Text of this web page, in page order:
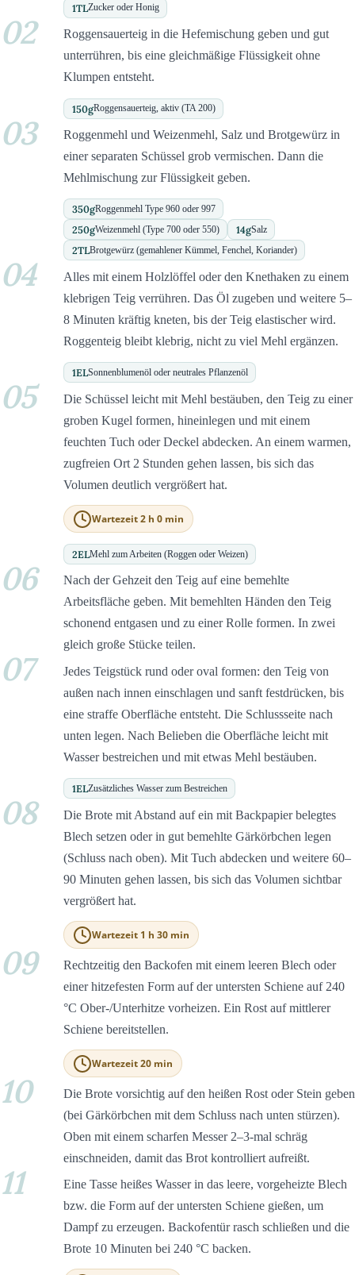
1TLZucker oder Honig
02
Roggensauerteig in die Hefemischung geben und gut
unterrühren, bis eine gleichmäßige Flüssigkeit ohne
Klumpen entsteht.
150gRoggensauerteig, aktiv (TA 200)
03
Roggenmehl und Weizenmehl, Salz und Brotgewürz in
einer separaten Schüssel grob vermischen. Dann die
Mehlmischung zur Flüssigkeit geben.
350gRoggenmehl Type 960 oder 997
250gWeizenmehl (Type 700 oder 550) 14gSalz
2TLBrotgewürz (gemahlener Kümmel, Fenchel, Koriander)
04
Alles mit einem Holzlöffel oder den Knethaken zu einem
klebrigen Teig verrühren. Das Öl zugeben und weitere 5–
8 Minuten kräftig kneten, bis der Teig elastischer wird.
Roggenteig bleibt klebrig, nicht zu viel Mehl ergänzen.
1ELSonnenblumenöl oder neutrales Pflanzenöl
05
Die Schüssel leicht mit Mehl bestäuben, den Teig zu einer
groben Kugel formen, hineinlegen und mit einem
feuchten Tuch oder Deckel abdecken. An einem warmen,
zugfreien Ort 2 Stunden gehen lassen, bis sich das
Volumen deutlich vergrößert hat.
Wartezeit 2 h 0 min
2ELMehl zum Arbeiten (Roggen oder Weizen)
06
Nach der Gehzeit den Teig auf eine bemehlte
Arbeitsfläche geben. Mit bemehlten Händen den Teig
schonend entgasen und zu einer Rolle formen. In zwei
gleich große Stücke teilen.
07
Jedes Teigstück rund oder oval formen: den Teig von
außen nach innen einschlagen und sanft festdrücken, bis
eine straffe Oberfläche entsteht. Die Schlussseite nach
unten legen. Nach Belieben die Oberfläche leicht mit
Wasser bestreichen und mit etwas Mehl bestäuben.
1ELZusätzliches Wasser zum Bestreichen
08
Die Brote mit Abstand auf ein mit Backpapier belegtes
Blech setzen oder in gut bemehlte Gärkörbchen legen
(Schluss nach oben). Mit Tuch abdecken und weitere 60–
90 Minuten gehen lassen, bis sich das Volumen sichtbar
vergrößert hat.
Wartezeit 1 h 30 min
09
Rechtzeitig den Backofen mit einem leeren Blech oder
einer hitzefesten Form auf der untersten Schiene auf 240
°C Ober-/Unterhitze vorheizen. Ein Rost auf mittlerer
Schiene bereitstellen.
Wartezeit 20 min
10
Die Brote vorsichtig auf den heißen Rost oder Stein geben
(bei Gärkörbchen mit dem Schluss nach unten stürzen).
Oben mit einem scharfen Messer 2–3-mal schräg
einschneiden, damit das Brot kontrolliert aufreißt.
11
Eine Tasse heißes Wasser in das leere, vorgeheizte Blech
bzw. die Form auf der untersten Schiene gießen, um
Dampf zu erzeugen. Backofentür rasch schließen und die
Brote 10 Minuten bei 240 °C backen.